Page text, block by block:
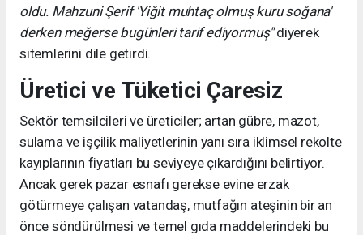
oldu. Mahzuni Şerif 'Yiğit muhtaç olmuş kuru soğana'
derken meğerse bugünleri tarif ediyormuş"diyerek
sitemlerini dile getirdi.
Üretici ve Tüketici Çaresiz
Sektör temsilcileri ve üreticiler; artan gübre, mazot,
sulama ve işçilik maliyetlerinin yanı sıra iklimsel rekolte
kayıplarının fiyatları bu seviyeye çıkardığını belirtiyor.
Ancak gerek pazar esnafı gerekse evine erzak
götürmeye çalışan vatandaş, mutfağın ateşinin bir an
önce söndürülmesi ve temel gıda maddelerindeki bu